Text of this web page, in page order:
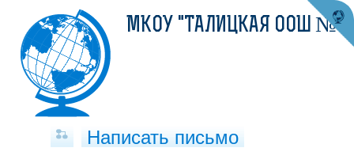
МКОУ "ТАЛИЦКАЯ ООШ №8"
Написать письмо